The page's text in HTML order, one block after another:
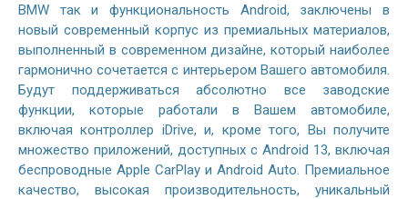
BMW так и функциональность Android, заключены в
новый современный корпус из премиальных материалов,
выполненный в современном дизайне, который наиболее
гармонично сочетается с интерьером Вашего автомобиля.
Будут поддерживаться абсолютно все заводские
функции, которые работали в Вашем автомобиле,
включая контроллер iDrive, и, кроме того, Вы получите
множество приложений, доступных с Android 13, включая
беспроводные Apple CarPlay и Android Auto. Премиальное
качество, высокая производительность, уникальный